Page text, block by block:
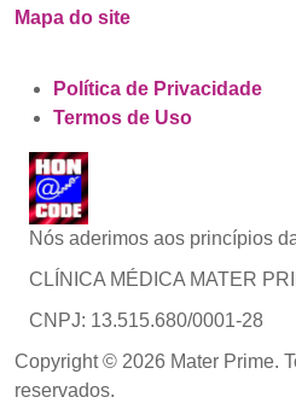
Mapa do site
Política de Privacidade
Termos de Uso
Nós aderimos aos princípios
CLÍNICA MÉDICA MATER
CNPJ: 13.515.680/0001-28
Copyright © 2026 Mater Prime.
reservados.